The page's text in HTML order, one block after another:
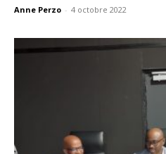
Anne Perzo - 4 octobre 2022